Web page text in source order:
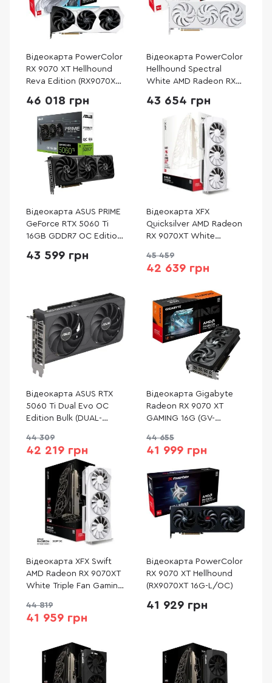
Відеокарта PowerColor
RX 9070 XT Hellhound
Reva Edition (RX9070XT
46 018 грн
Відеокарта PowerColor
Hellhound Spectral
White AMD Radeon RX
(RX9070XT 16G-
L/OC/WHITE)
43 654 грн
Відеокарта ASUS PRIME
GeForce RTX 5060 Ti
16GB GDDR7 OC Edition
43 599 грн
Відеокарта XFX
Quicksilver AMD Radeon
RX 9070XT White
97TQICKW9)
45 459
42 639 грн
Відеокарта ASUS RTX
5060 Ti Dual Evo OC
Edition Bulk (DUAL-
44 309
42 219 грн
Відеокарта Gigabyte
Radeon RX 9070 XT
GAMING 16G (GV-
44 655
41 999 грн
Відеокарта XFX Swift
AMD Radeon RX 9070XT
White Triple Fan Gaming
44 819
41 959 грн
Відеокарта PowerColor
RX 9070 XT Hellhound
(RX9070XT 16G-L/OC)
41 929 грн